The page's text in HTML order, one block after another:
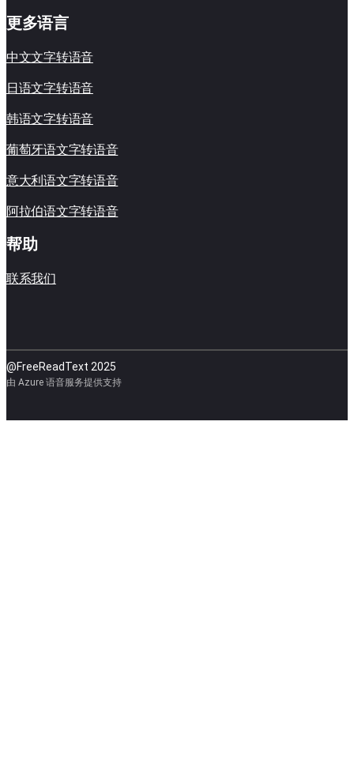
更多语言
中文文字转语音
日语文字转语音
韩语文字转语音
葡萄牙语文字转语音
意大利语文字转语音
阿拉伯语文字转语音
帮助
联系我们
@FreeReadText 2025
由 Azure 语音服务提供支持